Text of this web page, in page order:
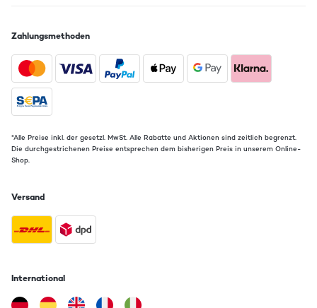
Zahlungsmethoden
*Alle Preise inkl. der gesetzl. MwSt. Alle Rabatte und Aktionen sind zeitlich begrenzt.
Die durchgestrichenen Preise entsprechen dem bisherigen Preis in unserem Online-
Shop.
Versand
International